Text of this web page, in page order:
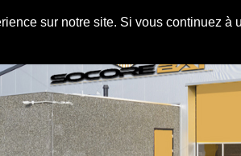
sur notre site. Si vous continuez à